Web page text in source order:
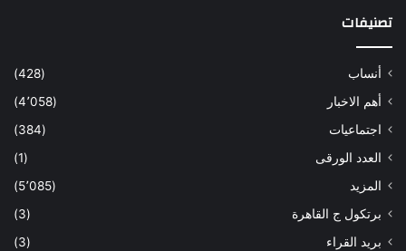
تصنيفات
أنساب
(428)
أهم الاخبار
(4٬058)
اجتماعيات
(384)
العدد الورقى
(1)
المزيد
(5٬085)
برتكول ج القاهرة
(3)
بريد القراء
(3)